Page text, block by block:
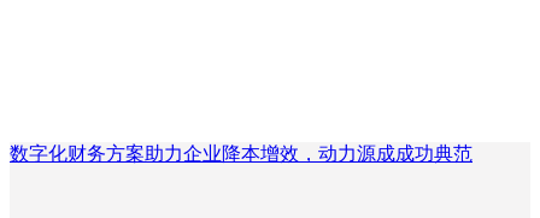
数字化财务方案助力企业降本增效，动力源成成功典范